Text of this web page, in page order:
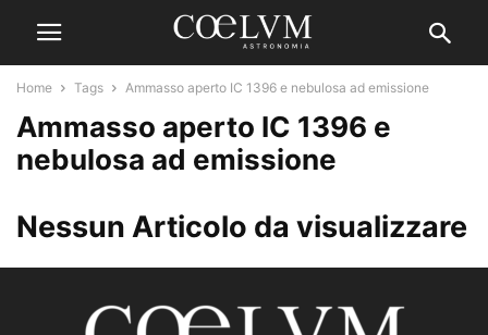
Home Tags Ammasso aperto IC 1396 e nebulosa ad emissione
Ammasso aperto IC 1396 e
nebulosa ad emissione
Nessun Articolo da visualizzare